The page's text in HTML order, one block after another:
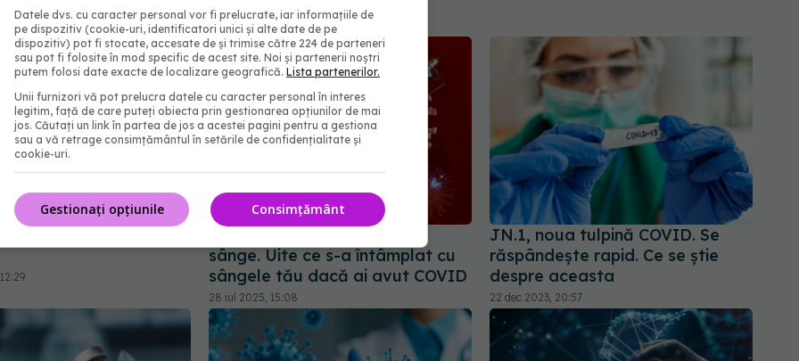
grav asupra
sânge. Uite ce s-a întâmplat cu
sângele tău dacă ai avut COVID
28 iul 2025, 15:08
JN.1, noua tulpină COVID. Se
răspândește rapid. Ce se știe
despre aceasta
22 dec 2023, 20:57
Datele dvs. cu caracter personal vor fi prelucrate, iar informațiile de
pe dispozitiv (cookie-uri, identificatori unici și alte date de pe
dispozitiv) pot fi stocate, accesate de și trimise către 224 de parteneri
sau pot fi folosite în mod specific de acest site. Noi și partenerii noștri
putem folosi date exacte de localizare geografică. Lista partenerilor.
Unii furnizori vă pot prelucra datele cu caracter personal în interes
legitim, față de care puteți obiecta prin gestionarea opțiunilor de mai
jos. Căutați un link în partea de jos a acestei pagini pentru a gestiona
sau a vă retrage consimțământul în setările de confidențialitate și
cookie-uri.
Consimțământ
Gestionați opțiunile